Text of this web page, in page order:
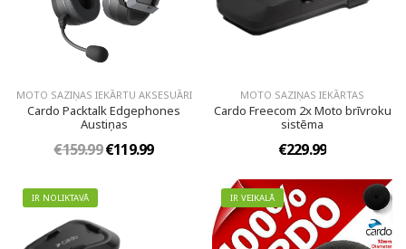
MOTO SAZIŅAS IEKĀRTU AKSESUĀRI
Cardo Packtalk Edgephones
Austiņas
€159.99€119.99
MOTO SAZIŅAS IEKĀRTAS
Cardo Freecom 2x Moto brīvroku
sistēma
€229.99
IR NOLIKTAVĀ IR VEIKALĀ